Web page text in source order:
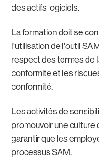
des actifs logiciels.
La formation doit se
l'utilisation de l'outil
respect des termes de
conformité et les
conformité.
Les activités de
promouvoir une culture
garantir que les
processus SAM.